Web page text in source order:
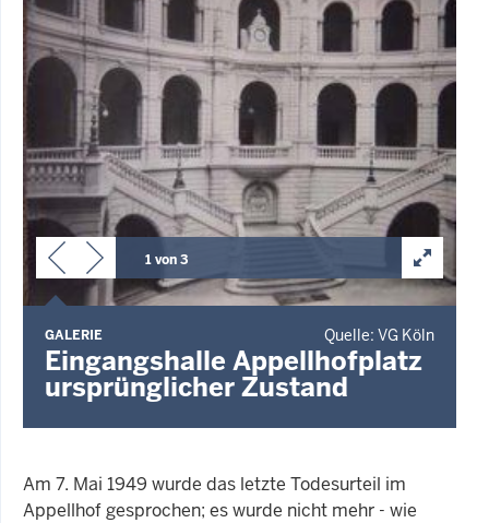
1 von 3
Quelle: VG Köln
GALERIE
Eingangshalle Appellhofplatz
ursprünglicher Zustand
Am 7. Mai 1949 wurde das letzte Todesurteil im
Appellhof gesprochen; es wurde nicht mehr - wie